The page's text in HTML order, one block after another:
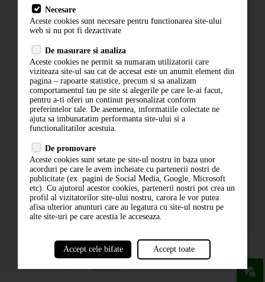
Livrare
Contact
Politica de confidentialitate
ANPC
ABONARE LA NEWSLETTER
ABONARE
Necesare
Aceste cookies sunt necesare pentru functionarea site-ului
web si nu pot fi dezactivate
De masurare si analiza
Aceste cookies ne permit sa numaram utilizatorii care
viziteaza site-ul sau cat de accesat este un anumit element din
pagina – rapoarte statistice, precum si sa analizam
comportamentul tau pe site si alegerile pe care le-ai facut,
pentru a-ti oferi un continut personalizat conform
preferintelor tale. De asemenea, informatiile colectate ne
ajuta sa imbunatatim performanta site-ului si a
functionalitatilor acestuia.
De promovare
Aceste cookies sunt setate pe site-ul nostru in baza unor
acorduri pe care le avem incheiate cu partenerii nostri de
publicitate (ex. pagini de Social Media, Google, Microsoft
etc). Cu ajutorul acestor cookies, partenerii nostri pot crea un
profil al vizitatorilor site-ului nostru, carora le vor putea
afisa ulterior anunturi care au legatura cu site-ul nostru pe
alte site-uri pe care acestia le acceseaza.
Accept cele bifate Accept toate